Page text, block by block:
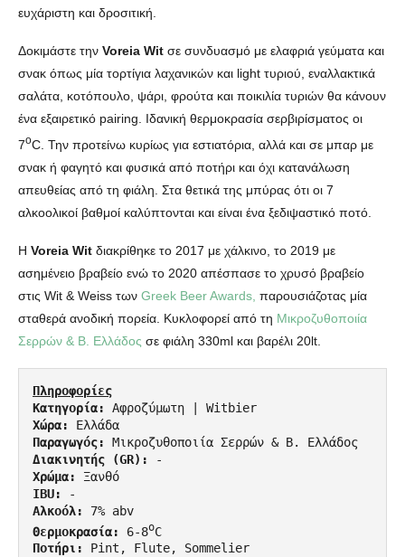
ευχάριστη και δροσιτική.
Δοκιμάστε την Voreia Wit σε συνδυασμό με ελαφριά γεύματα και
σνακ όπως μία τορτίγια λαχανικών και light τυριού, εναλλακτικά
σαλάτα, κοτόπουλο, ψάρι, φρούτα και ποικιλία τυριών θα κάνουν
ένα εξαιρετικό pairing. Ιδανική θερμοκρασία σερβιρίσματος οι
7oC. Την προτείνω κυρίως για εστιατόρια, αλλά και σε μπαρ με
σνακ ή φαγητό και φυσικά από ποτήρι και όχι κατανάλωση
απευθείας από τη φιάλη. Στα θετικά της μπύρας ότι οι 7
αλκοολικοί βαθμοί καλύπτονται και είναι ένα ξεδιψαστικό ποτό.
Η Voreia Wit διακρίθηκε το 2017 με χάλκινο, το 2019 με
ασημένειο βραβείο ενώ το 2020 απέσπασε το χρυσό βραβείο
στις Wit & Weiss των Greek Beer Awards, παρουσιάζοτας μία
σταθερά ανοδική πορεία. Κυκλοφορεί από τη Μικροζυθοποιία
Σερρών & Β. Ελλάδος σε φιάλη 330ml και βαρέλι 20lt.
Πληροφορίες
Κατηγορία:
Χώρα:
Παραγωγός:
Διακινητής (GR):
Χρώμα:
IBU:
Αλκοόλ:
Θερμοκρασία:
6-8o
Ποτήρι: